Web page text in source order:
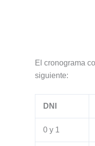
El cronograma
siguiente:
DNI
0 y 1